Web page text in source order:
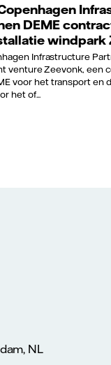
DEME
windpark
Infrastructure
venture Zeevonk, een
voor het transport en
het of...
NL